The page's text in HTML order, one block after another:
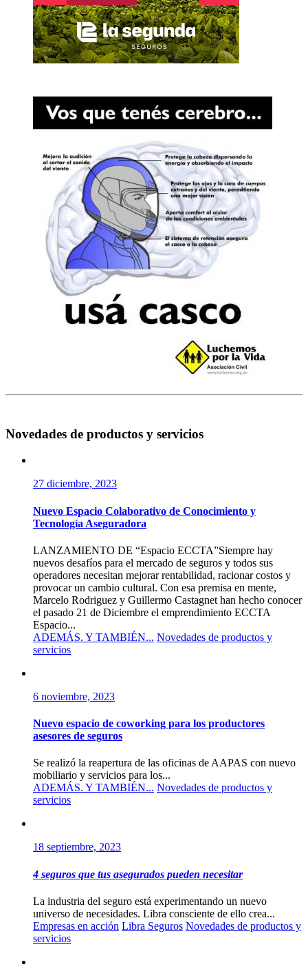
Novedades de productos y servicios
27 diciembre, 2023
Nuevo Espacio Colaborativo de Conocimiento y
Tecnología Aseguradora
LANZAMIENTO DE “Espacio ECCTA”Siempre hay
nuevos desafíos para el mercado de seguros y todos sus
operadores necesitan mejorar rentabilidad, racionar costos y
provocar un cambio cultural. Con esa premisa en mente,
Marcelo Rodriguez y Guillermo Castagnet han hecho conocer
el pasado 21 de Diciembre el emprendimiento ECCTA
Espacio...
ADEMÁS. Y TAMBIÉN... Novedades de productos y
servicios
6 noviembre, 2023
Nuevo espacio de coworking para los productores
asesores de seguros
Se realizó la reapertura de las oficinas de AAPAS con nuevo
mobiliario y servicios para los...
ADEMÁS. Y TAMBIÉN... Novedades de productos y
servicios
18 septiembre, 2023
4 seguros que tus asegurados pueden necesitar
La industria del seguro está experimentando un nuevo
universo de necesidades. Libra consciente de ello crea...
Empresas en acción Libra Seguros Novedades de productos y
servicios